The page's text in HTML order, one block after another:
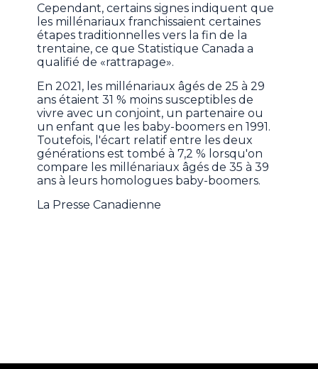
Cependant, certains signes indiquent que
les millénariaux franchissaient certaines
étapes traditionnelles vers la fin de la
trentaine, ce que Statistique Canada a
qualifié de «rattrapage».
En 2021, les millénariaux âgés de 25 à 29
ans étaient 31 % moins susceptibles de
vivre avec un conjoint, un partenaire ou
un enfant que les baby-boomers en 1991.
Toutefois, l'écart relatif entre les deux
générations est tombé à 7,2 % lorsqu'on
compare les millénariaux âgés de 35 à 39
ans à leurs homologues baby-boomers.
La Presse Canadienne